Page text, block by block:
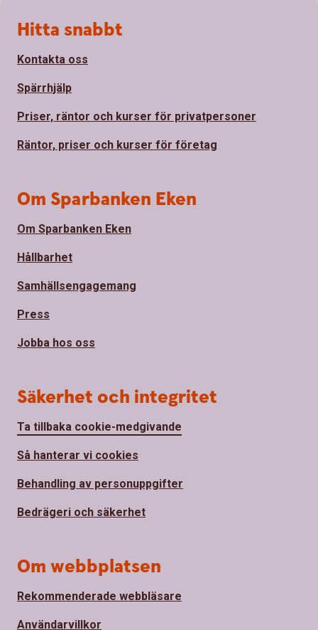
Sidfot
Hitta snabbt
Kontakta oss
Spärrhjälp
Priser, räntor och kurser för privatpersoner
Räntor, priser och kurser för företag
Om Sparbanken Eken
Om Sparbanken Eken
Hållbarhet
Samhällsengagemang
Press
Jobba hos oss
Säkerhet och integritet
Ta tillbaka cookie-medgivande
Så hanterar vi cookies
Behandling av personuppgifter
Bedrägeri och säkerhet
Om webbplatsen
Rekommenderade webbläsare
Användarvillkor